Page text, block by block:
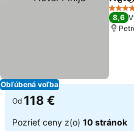
Obľúbená voľba
4
8,6
Od 118 €
Pozrieť ceny z(o) 10 stránok